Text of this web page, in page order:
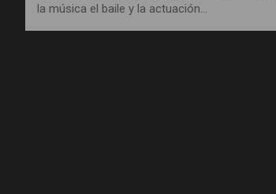
la música el baile y la actuación…